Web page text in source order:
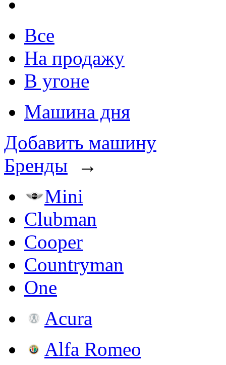
Все
На продажу
В угоне
Машина дня
Добавить машину
Бренды →
Mini
Clubman
Cooper
Countryman
One
Acura
Alfa Romeo